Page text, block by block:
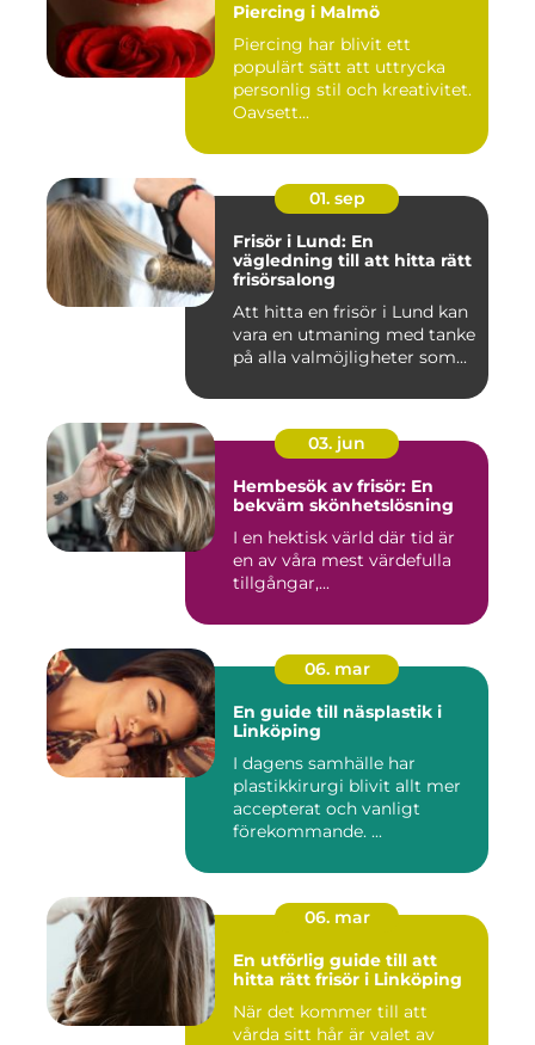
Piercing i Malmö
Piercing har blivit ett
populärt sätt att uttrycka
personlig stil och kreativitet.
Oavsett...
01. sep
Frisör i Lund: En
vägledning till att hitta rätt
frisörsalong
Att hitta en frisör i Lund kan
vara en utmaning med tanke
på alla valmöjligheter som...
03. jun
Hembesök av frisör: En
bekväm skönhetslösning
I en hektisk värld där tid är
en av våra mest värdefulla
tillgångar,...
06. mar
En guide till näsplastik i
Linköping
I dagens samhälle har
plastikkirurgi blivit allt mer
accepterat och vanligt
förekommande. ...
06. mar
En utförlig guide till att
hitta rätt frisör i Linköping
När det kommer till att
vårda sitt hår är valet av